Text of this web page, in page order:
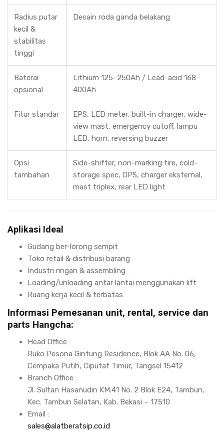
Radius putar
kecil &
stabilitas
tinggi
Desain roda ganda belakang
Baterai
opsional
Lithium 125–250Ah / Lead-acid 168–
400Ah
Fitur standar
EPS, LED meter, built-in charger, wide-
view mast, emergency cutoff, lampu
LED, horn, reversing buzzer
Opsi
tambahan
Side-shifter, non-marking tire, cold-
storage spec, OPS, charger eksternal,
mast triplex, rear LED light
Aplikasi Ideal
Gudang ber-lorong sempit
Toko retail & distribusi barang
Industri ringan & assembling
Loading/unloading antar lantai menggunakan lift
Ruang kerja kecil & terbatas
Informasi Pemesanan unit, rental, service dan
parts Hangcha:
Head Office :
Ruko Pesona Gintung Residence, Blok AA No. 06,
Cempaka Putih, Ciputat Timur, Tangsel 15412
Branch Office :
Jl. Sultan Hasanudin KM.41 No. 2 Blok E24, Tambun,
Kec. Tambun Selatan, Kab. Bekasi – 17510
Email :
sales@alatberatsip.co.id